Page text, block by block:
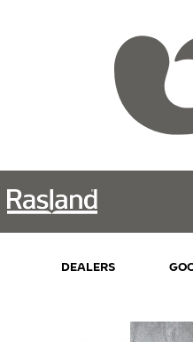
DEALERS